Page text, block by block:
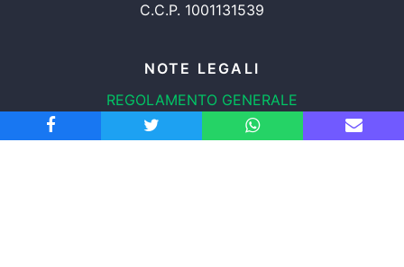
C.C.P. 1001131539
NOTE LEGALI
REGOLAMENTO GENERALE
PROTEZIONE DATI
INFORMATIVA COOKIES